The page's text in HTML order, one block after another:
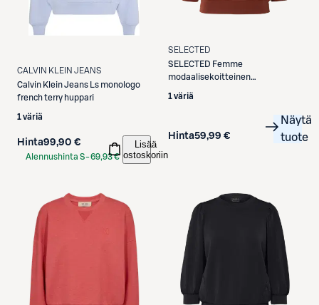
CALVIN KLEIN JEANS
Calvin Klein Jeans
Ls monologo
french terry huppari
1 väriä
Hinta99,90 €
Alennushinta S-69,93 €
Lisää
ostoskoriin
SELECTED
SELECTED Femme
modaalisekoitteinen
1 väriä
Hinta59,99 €
Näytä
tuote